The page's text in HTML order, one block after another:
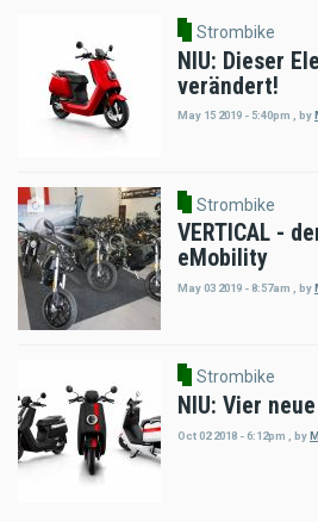
Strombike
NIU: Dieser
verändert!
May 15 2019 - 5:40pm by
Strombike
VERTICAL -
eMobility
May 03 2019 - 8:57am by
Strombike
NIU: Vier
Oct 02 2018 - 6:12pm by